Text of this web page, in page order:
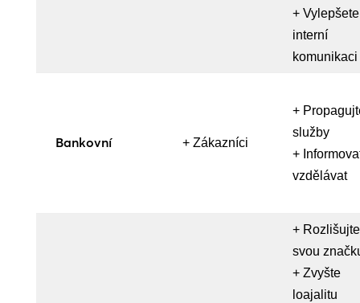
+ Vylepšete
interní
komunikaci
Bankovní + Zákazníci
+
služby
+
vzdělávat
+ Rozlišujte
svou
+ Zvyšte
loajalitu